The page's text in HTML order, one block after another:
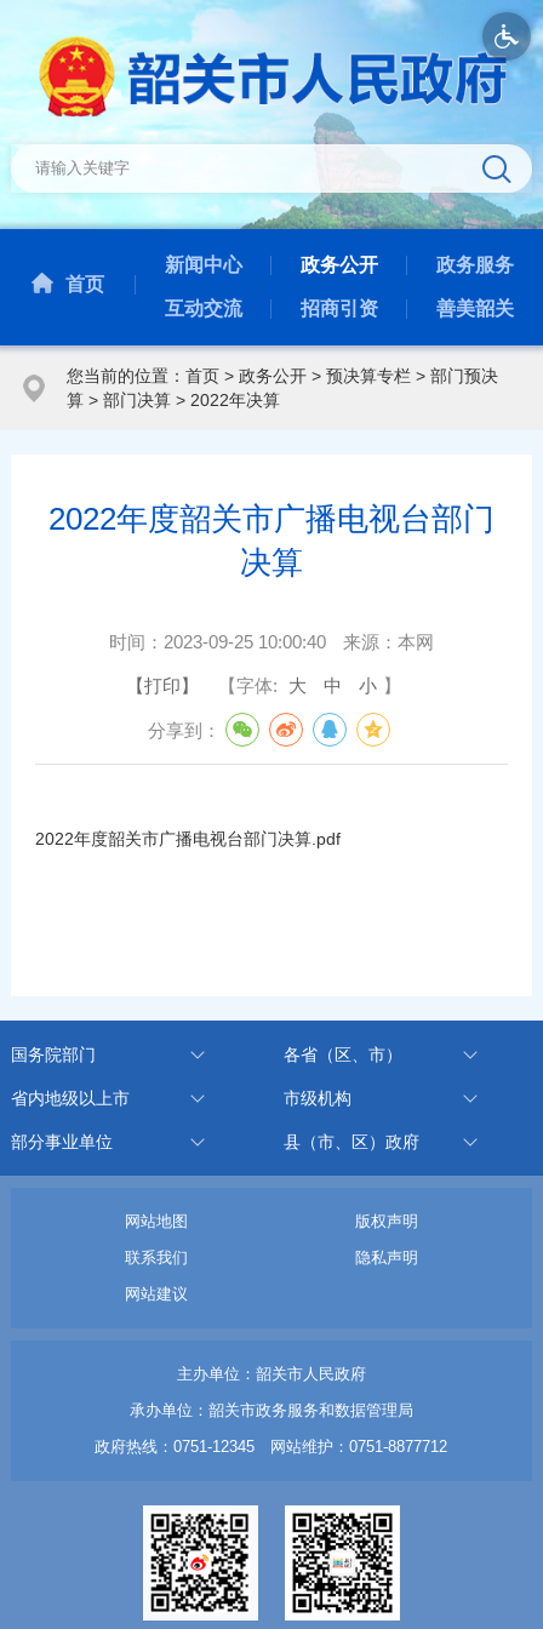
首页
新闻中心 政务公开 政务服务
互动交流 招商引资 善美韶关
您当前的位置： 首页> 政务公开> 预决算专栏> 部门预决
算> 部门决算> 2022年决算
2022年度韶关市广播电视台部门
决算
时间： 2023-09-25 10:00:40 来源： 本网
【打印】 【字体: 大 中 小 】
分享到：
2022年度韶关市广播电视台部门决算.pdf
国务院部门 各省（区、市）
省内地级以上市 市级机构
部分事业单位 县（市、区）政府
网站地图
版权声明
联系我们
隐私声明
网站建议
主办单位：韶关市人民政府
承办单位：韶关市政务服务和数据管理局
政府热线：0751-12345 网站维护：0751-8877712